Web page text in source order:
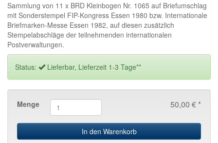
Sammlung von 11 x BRD Kleinbogen Nr. 1065 auf Briefumschlag
mit Sonderstempel FIP-Kongress Essen 1980 bzw. Internationale
Briefmarken-Messe Essen 1982, auf diesen zusätzlich
Stempelabschläge der teilnehmenden internationalen
Postverwaltungen.
Status: Lieferbar, Lieferzeit 1-3 Tage**
50,00 € *
Menge
In den Warenkorb